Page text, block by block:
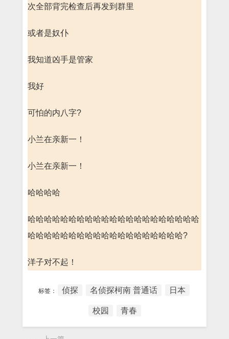
次全部背完检查后再发到群里
或者是奴仆
我知道凶手是管家
我好
可怕的内八字?
小兰在亲新一！
小兰在亲新一！
哈哈哈哈
哈哈哈哈哈哈哈哈哈哈哈哈哈哈哈哈哈哈哈哈哈
哈哈哈哈哈哈哈哈哈哈哈哈哈哈哈哈哈哈哈?
洋子对不起！
标签： 侦探 名侦探柯南 普通话 日本
校园 青春